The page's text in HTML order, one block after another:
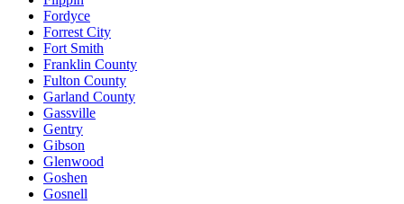
Fordyce
Forrest City
Fort Smith
Franklin County
Fulton County
Garland County
Gassville
Gentry
Gibson
Glenwood
Goshen
Gosnell